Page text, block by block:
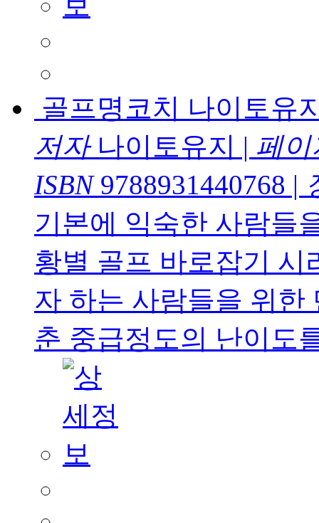
골프명코치 나이토유
저자나이토유지 | 페이
ISBN9788931440768 |
기본에 익숙한 사람들
황별 골프 바로잡기 시
자 하는 사람들을 위한
춘 중급정도의 난이도